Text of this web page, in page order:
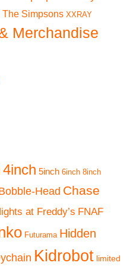
The Simpsons XXRAY
Merchandise
4inch 5inch 6inch 8inch
Head Chase
at Freddy’s FNAF
Futurama Hidden
Kidrobot limited